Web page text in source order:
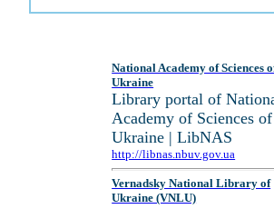
National Academy of Sciences
Ukraine
Library portal of
Academy of Sciences of
Ukraine | LibNAS
http://libnas.nbuv.gov.ua
Vernadsky National Library of
Ukraine (VNLU)